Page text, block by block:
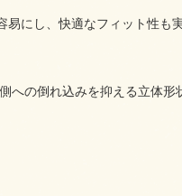
にし、快適なフィット性も実
への倒れ込みを抑える立体